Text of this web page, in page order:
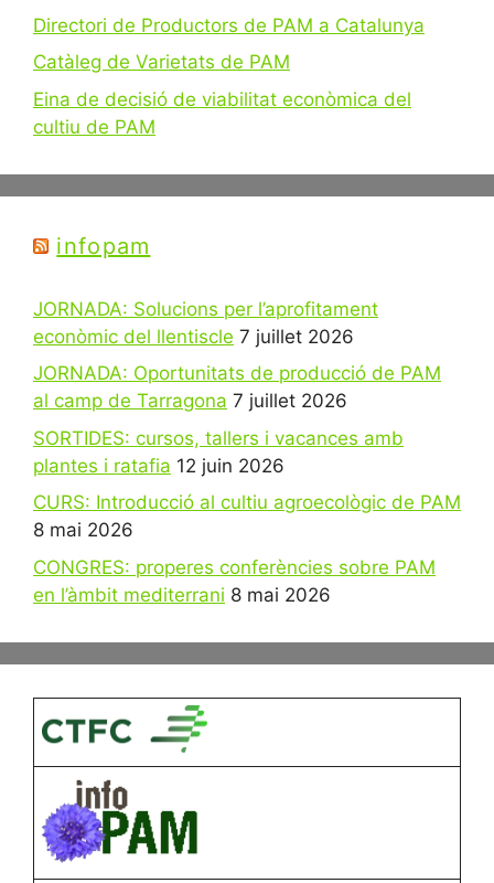
Directori de Productors de PAM a Catalunya
Catàleg de Varietats de PAM
Eina de decisió de viabilitat econòmica del
cultiu de PAM
infopam
JORNADA: Solucions per l’aprofitament
econòmic del llentiscle 7 juillet 2026
JORNADA: Oportunitats de producció de PAM
al camp de Tarragona 7 juillet 2026
SORTIDES: cursos, tallers i vacances amb
plantes i ratafia 12 juin 2026
CURS: Introducció al cultiu agroecològic de PAM
8 mai 2026
CONGRES: properes conferències sobre PAM
en l’àmbit mediterrani 8 mai 2026